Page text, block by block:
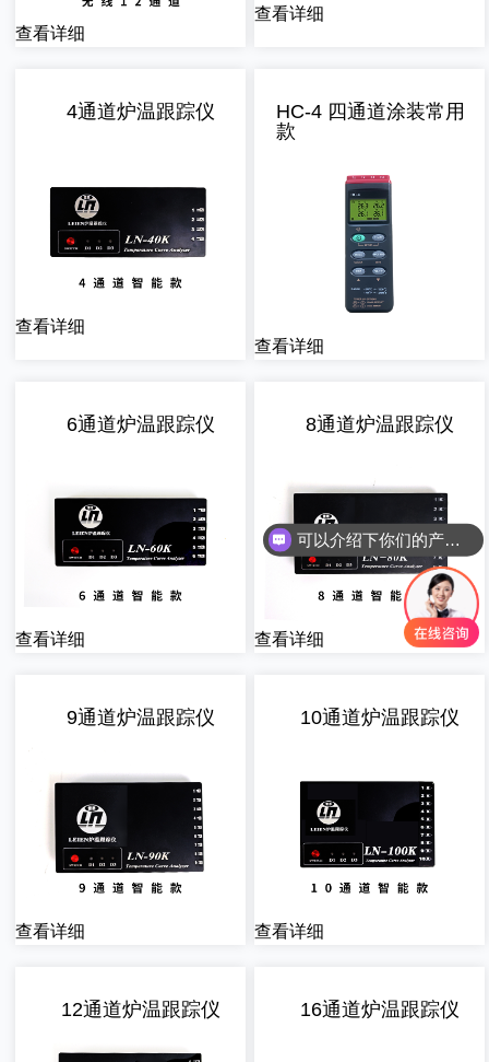
查看详细
查看详细
4通道炉温跟踪仪
查看详细
HC-4 四通道涂装常用
款
查看详细
6通道炉温跟踪仪
查看详细
8通道炉温跟踪仪
查看详细
9通道炉温跟踪仪
查看详细
10通道炉温跟踪仪
查看详细
12通道炉温跟踪仪 16通道炉温跟踪仪
可以介绍下你们的产品么